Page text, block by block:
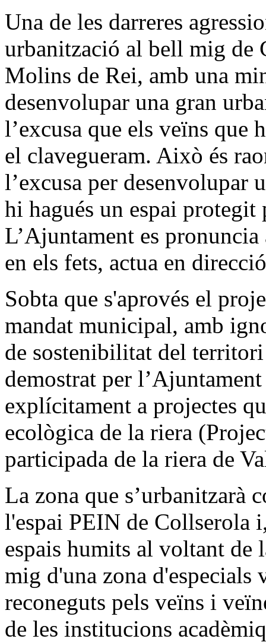
Una de les darreres
urbanització al bell mig de
Molins de Rei, amb una
desenvolupar una gran
l’excusa que els veïns que
el clavegueram. Això és
l’excusa per
hi hagués un espai
L’Ajuntament es
en els fets, actua en
Sobta que s'aprovés el
mandat municipal, amb
de sostenibilitat del
demostrat per
explícitament a projectes
ecològica de la riera
participada de la riera de
La zona que s’urbanitzarà
l'espai PEIN de Collserola
espais humits al voltant
mig d'una zona d'especials
reconeguts pels veïns i
de les institucions